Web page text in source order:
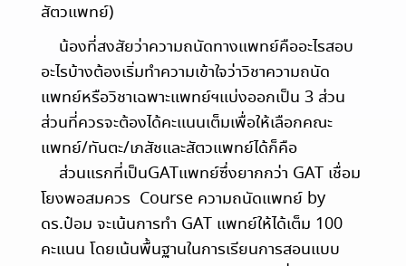
สัตวแพทย์)
น้องที่สงสัยว่าความถนัดทางแพทย์คืออะไรสอบ
อะไรบ้างต้องเริ่มทำความเข้าใจว่าวิชาความถนัด
แพทย์หรือวิชาเฉพาะแพทย์ฯแบ่งออกเป็น 3 ส่วน
ส่วนที่ควรจะต้องได้คะแนนเต็มเพื่อให้เลือกคณะ
แพทย์/ทันตะ/เภสัชและสัตวแพทย์ได้ก็คือ
ส่วนแรกที่เป็นGATแพทย์ซึ่งยากกว่า GAT เชื่อม
โยงพอสมควร Course ความถนัดแพทย์ by
ดร.ป๋อม จะเน้นการทำ GAT แพทย์ให้ได้เต็ม 100
คะแนน โดยเน้นพื้นฐานในการเรียนการสอนแบบ